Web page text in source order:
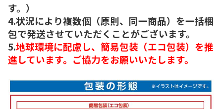
す。）
4.状況により複数個（原則、同一商品）を一括梱
包で発送させていただくことがございます。
5.地球環境に配慮し、簡易包装（エコ包装）を推
進しています。ご協力をお願いいたします。